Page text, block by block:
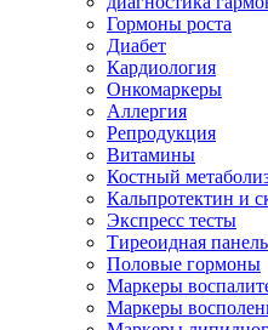
Гормоны роста
Диабет
Кардиология
Онкомаркеры
Аллергия
Репродукция
Витамины
Костный
Кальпротектин и
Экспресс тесты
Тиреоидная панель
Половые гормоны
Маркеры
Маркеры